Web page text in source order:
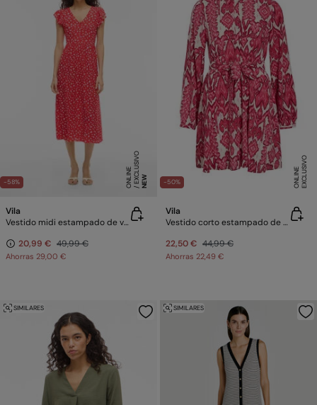
-58% NEW
E
X
C
L
USI
V
O
O
N
LI
N
E
Vila
Vestido midi estampado de viscosa
20,99 € 49,99 €
Ahorras 29,00 €
-50% E
X
C
L
U
SI
V
O
O
N
LI
N
E
Vila
Vestido corto estampado de viscosa
22,50 € 44,99 €
Ahorras 22,49 €
SIMILARES SIMILARES